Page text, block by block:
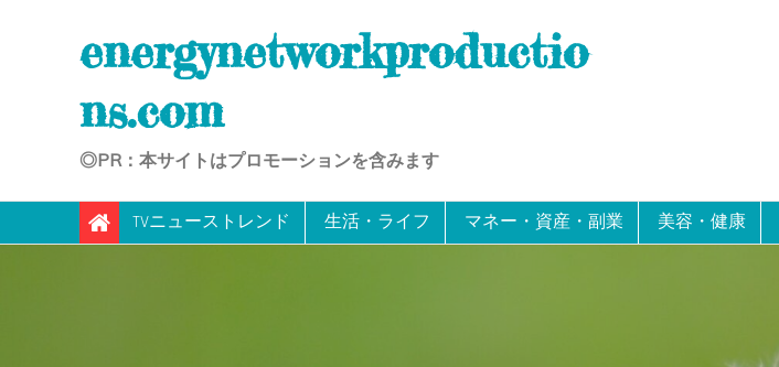
energynetworkproductio
ns.com
◎PR：本サイトはプロモーションを含みます
TVニューストレンド 生活・ライフ マネー・資産・副業 美容・健康